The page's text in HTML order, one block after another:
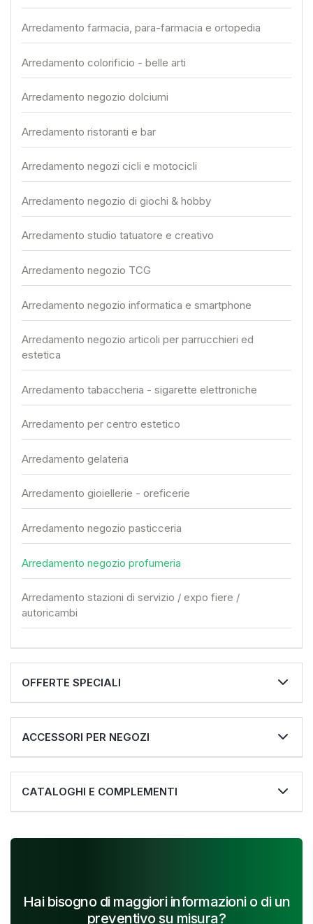
Arredamento farmacia, para-farmacia e ortopedia
Arredamento colorificio - belle arti
Arredamento negozio dolciumi
Arredamento ristoranti e bar
Arredamento negozi cicli e motocicli
Arredamento negozio di giochi & hobby
Arredamento studio tatuatore e creativo
Arredamento negozio TCG
Arredamento negozio informatica e smartphone
Arredamento negozio articoli per parrucchieri ed
estetica
Arredamento tabaccheria - sigarette elettroniche
Arredamento per centro estetico
Arredamento gelateria
Arredamento gioiellerie - oreficerie
Arredamento negozio pasticceria
Arredamento negozio profumeria
Arredamento stazioni di servizio / expo fiere /
autoricambi
OFFERTE SPECIALI
ACCESSORI PER NEGOZI
CATALOGHI E COMPLEMENTI
Hai bisogno di maggiori informazioni o di un
preventivo su misura?